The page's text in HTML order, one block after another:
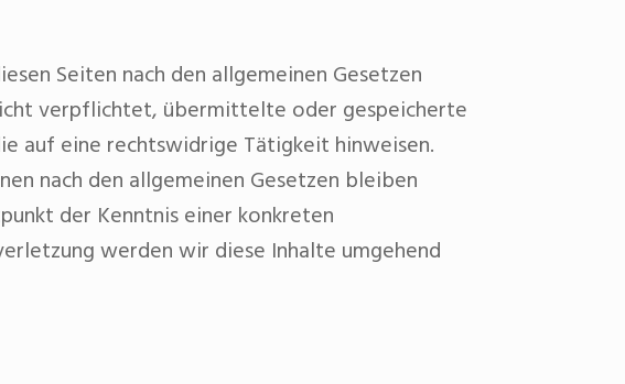
Seiten nach den allgemeinen Gesetzen
verpflichtet, übermittelte oder gespeicherte
auf eine rechtswidrige Tätigkeit hinweisen.
nach den allgemeinen Gesetzen bleiben
der Kenntnis einer konkreten
werden wir diese Inhalte umgehend